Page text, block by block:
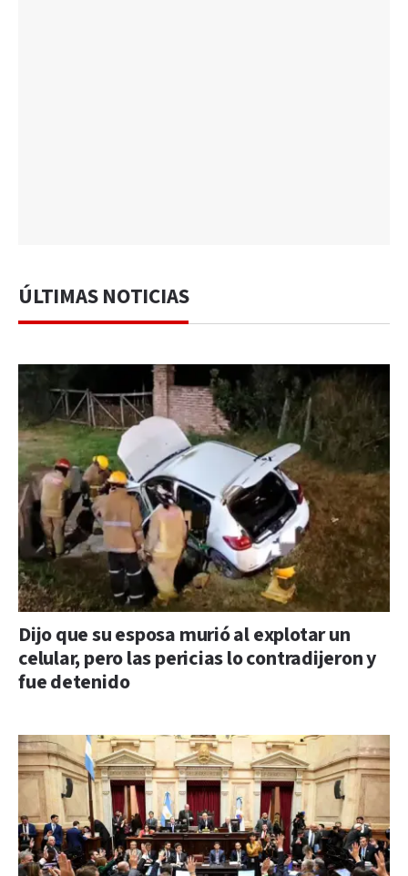
ÚLTIMAS NOTICIAS
Dijo que su esposa murió al explotar un
celular, pero las pericias lo contradijeron y
fue detenido